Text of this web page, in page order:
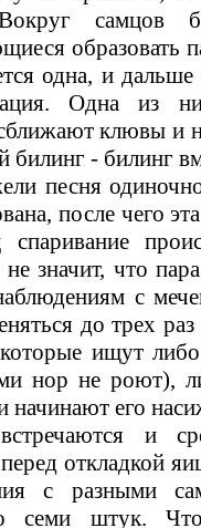
самцов
образовать
одна, и
Одна из
клювы и
- билинг
песня
после чего
значит, что
с
до трех
ищут
нор не роют),
его
и
откладкой
с разными
семи штук. Что